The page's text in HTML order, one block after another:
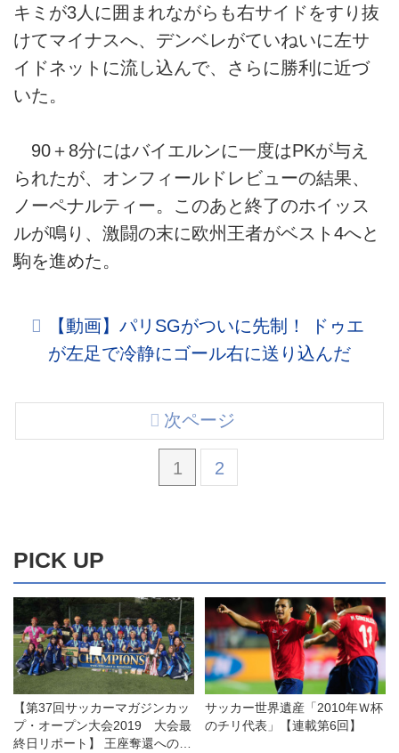
キミが3人に囲まれながらも右サイドをすり抜
けてマイナスへ、デンベレがていねいに左サ
イドネットに流し込んで、さらに勝利に近づ
いた。
90＋8分にはバイエルンに一度はPKが与え
られたが、オンフィールドレビューの結果、
ノーペナルティー。このあと終了のホイッス
ルが鳴り、激闘の末に欧州王者がベスト4へと
駒を進めた。
【動画】パリSGがついに先制！ ドゥエ
が左足で冷静にゴール右に送り込んだ
1 2
次ページ
PICK UP
【第37回サッカーマガジンカッ
プ・オープン大会2019 大会最
終日リポート】 王座奪還へのス
サッカー世界遺産「2010年Ｗ杯
のチリ代表」【連載第6回】